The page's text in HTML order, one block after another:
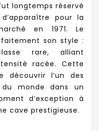
longtemps réservé
pour la
en 1971. Le
son style :
rare, alliant
racée. Cette
découvrir l’un des
monde dans un
d’exception à
cave prestigieuse.